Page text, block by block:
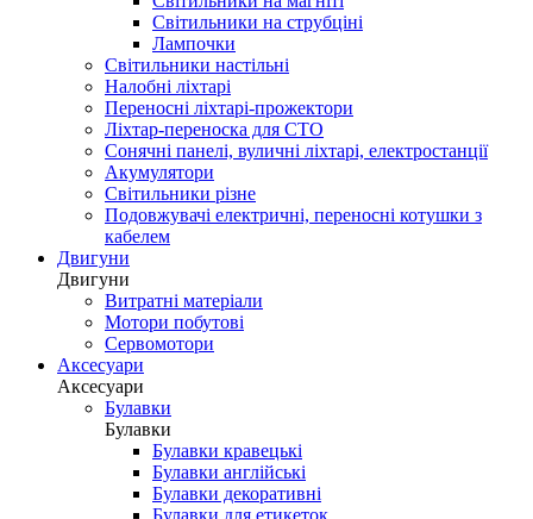
Світильники на струбціні
Лампочки
Світильники настільні
Налобні ліхтарі
Переносні ліхтарі-прожектори
Ліхтар-переноска для СТО
Сонячні панелі, вуличні ліхтарі, електростанції
Акумулятори
Світильники різне
Подовжувачі електричні, переносні котушки з
кабелем
Двигуни
Двигуни
Витратні матеріали
Мотори побутові
Сервомотори
Аксесуари
Аксесуари
Булавки
Булавки
Булавки кравецькі
Булавки англійські
Булавки декоративні
Булавки для етикеток